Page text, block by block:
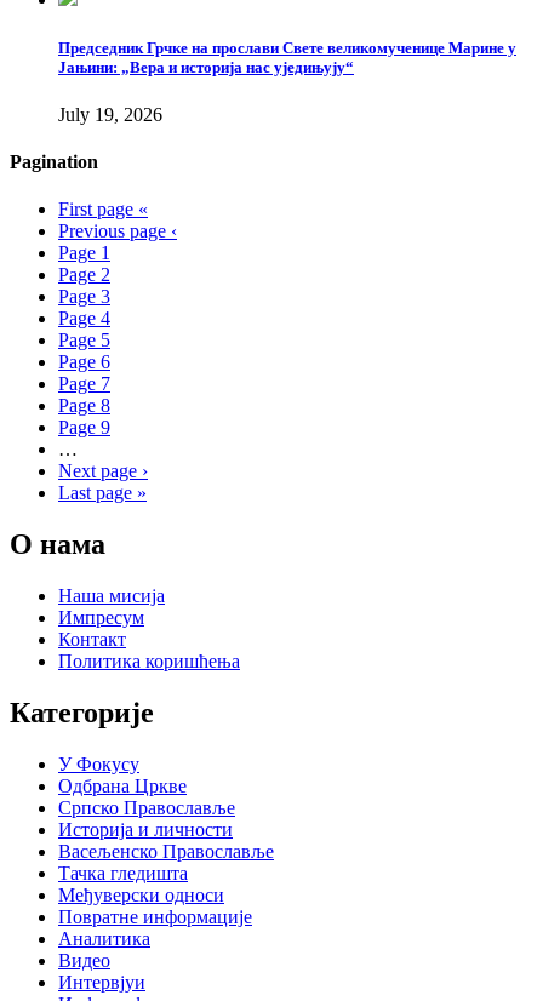
Председник Грчке на прослави Свете великомученице Марине у
Јањини: „Вера и историја нас уједињују“
July 19, 2026
Pagination
First page «
Previous page ‹
Page 1
Page 2
Page 3
Page 4
Page 5
Page 6
Page 7
Page 8
Page 9
…
Next page ›
Last page »
О нама
Наша мисија
Импресум
Контакт
Политика коришћења
Категорије
У Фокусу
Одбрана Цркве
Српско Православље
Историја и личности
Васељенско Православље
Тачка гледишта
Међуверски односи
Повратне информације
Аналитика
Видео
Интервјуи